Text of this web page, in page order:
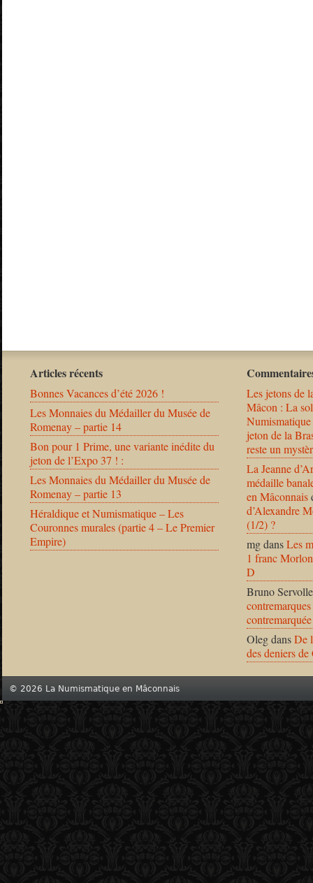
Articles récents
Bonnes Vacances d’été 2026 !
Les Monnaies du Médailler du Musée de
Romenay – partie 14
Bon pour 1 Prime, une variante inédite du
jeton de l’Expo 37 ! :
Les Monnaies du Médailler du Musée de
Romenay – partie 13
Héraldique et Numismatique – Les
Couronnes murales (partie 4 – Le Premier
Empire)
Les jetons de
Mâcon : La
jeton de la
reste un
La Jeanne
médaille
en Mâconnais
d’Alexandre
(1/2) ?
mgdansLes
1 franc
D
Bruno Servolle
OlegdansDe
des deniers
© 2026 La Numismatique en Mâconnais